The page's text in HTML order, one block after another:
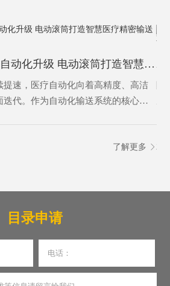
爱合发：赋能医疗自动化升级 电动滚筒打造智慧医疗精密输送新标杆
提速，医疗自动化向着高精度、高洁
代。作为自动化输送系统的核心动
医疗细分场景，成为助力医疗行业
了解更多
产
目录申请